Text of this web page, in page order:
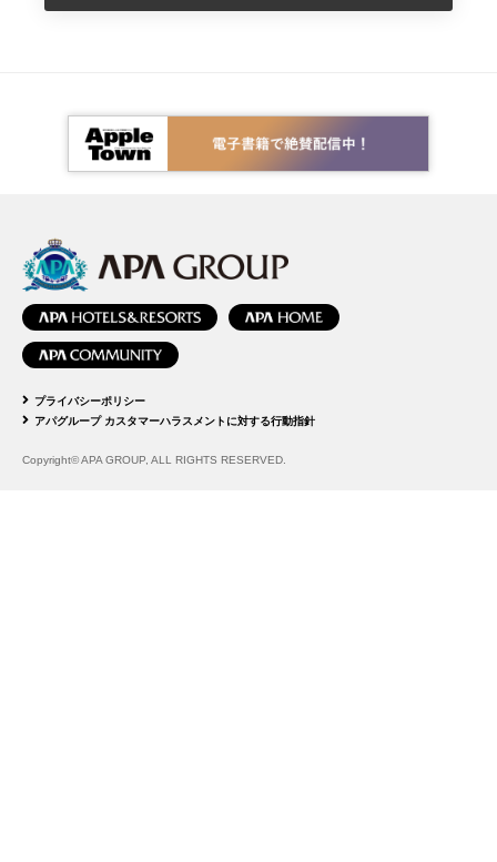
プライバシーポリシー
アパグループ カスタマーハラスメントに対する行動指針
Copyright© APA GROUP, ALL RIGHTS RESERVED.